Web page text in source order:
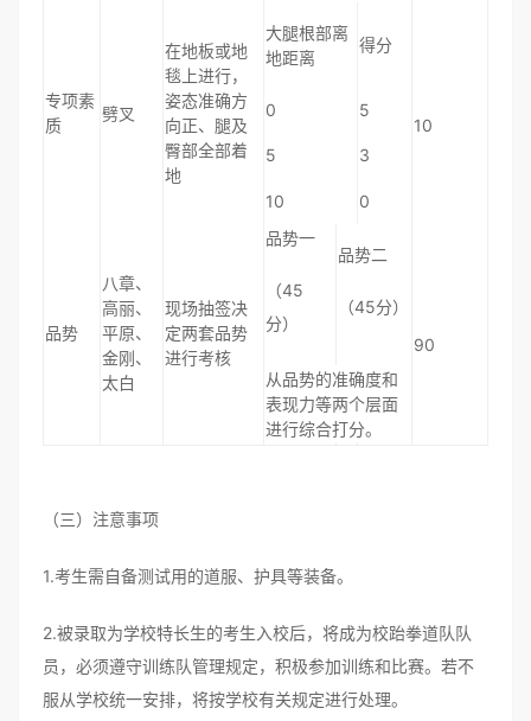
专项素
质
劈叉
在地板或地
毯上进行，
姿态准确方
向正、腿及
臀部全部着
地
大腿根部离
地距离
得分
10
0 5
5 3
10 0
品势
八章、
高丽、
平原、
金刚、
太白
现场抽签决
定两套品势
进行考核
品势一
（45
分）
品势二
（45分）
90
从品势的准确度和
表现力等两个层面
进行综合打分。
（三）注意事项
1.考生需自备测试用的道服、护具等装备。
2.被录取为学校特长生的考生入校后，将成为校跆拳道队队
员，必须遵守训练队管理规定，积极参加训练和比赛。若不
服从学校统一安排，将按学校有关规定进行处理。